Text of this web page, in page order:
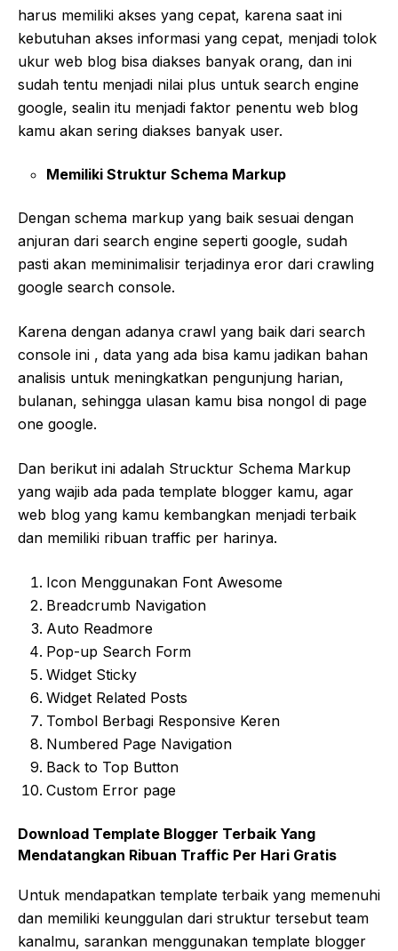
harus memiliki akses yang cepat, karena saat ini
kebutuhan akses informasi yang cepat, menjadi tolok
ukur web blog bisa diakses banyak orang, dan ini
sudah tentu menjadi nilai plus untuk search engine
google, sealin itu menjadi faktor penentu web blog
kamu akan sering diakses banyak user.
Memiliki Struktur Schema Markup
Dengan schema markup yang baik sesuai dengan
anjuran dari search engine seperti google, sudah
pasti akan meminimalisir terjadinya eror dari crawling
google search console.
Karena dengan adanya crawl yang baik dari search
console ini , data yang ada bisa kamu jadikan bahan
analisis untuk meningkatkan pengunjung harian,
bulanan, sehingga ulasan kamu bisa nongol di page
one google.
Dan berikut ini adalah Strucktur Schema Markup
yang wajib ada pada template blogger kamu, agar
web blog yang kamu kembangkan menjadi terbaik
dan memiliki ribuan traffic per harinya.
Icon Menggunakan Font Awesome
Breadcrumb Navigation
Auto Readmore
Pop-up Search Form
Widget Sticky
Widget Related Posts
Tombol Berbagi Responsive Keren
Numbered Page Navigation
Back to Top Button
Custom Error page
Download Template Blogger Terbaik Yang
Mendatangkan Ribuan Traffic Per Hari Gratis
Untuk mendapatkan template terbaik yang memenuhi
dan memiliki keunggulan dari struktur tersebut team
kanalmu, sarankan menggunakan template blogger